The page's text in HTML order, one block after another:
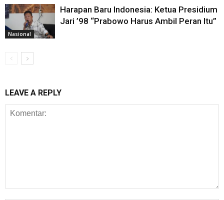
Nasional
Harapan Baru Indonesia: Ketua Presidium
Jari ’98 “Prabowo Harus Ambil Peran Itu”
LEAVE A REPLY